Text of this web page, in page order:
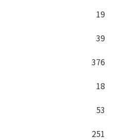
19
39
376
18
53
251